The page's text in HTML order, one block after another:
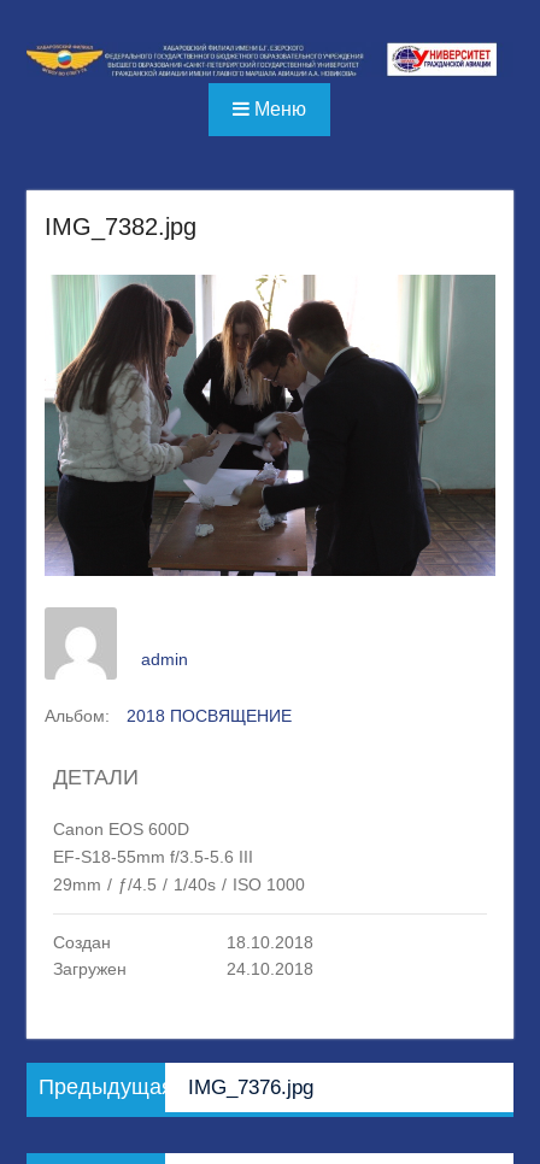
содержимому
Меню
IMG_7382.jpg
admin
Альбом: 2018 ПОСВЯЩЕНИЕ
ДЕТАЛИ
Canon EOS 600D
EF-S18-55mm f/3.5-5.6 III
29mm / ƒ/4.5 / 1/40s / ISO 1000
Создан
18.10.2018
Загружен
24.10.2018
Навигация
по
Предыдущая
запись:
IMG_7376.jpg